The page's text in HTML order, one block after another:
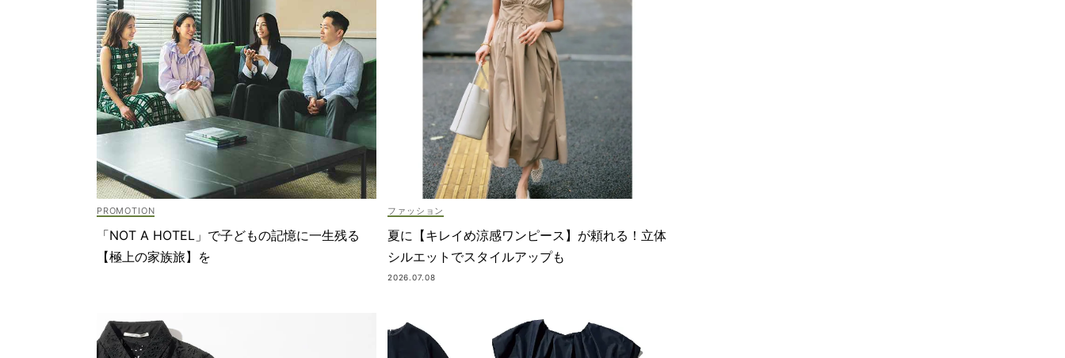
「NOT A HOTEL」で子どもの記憶に一生残る
【極上の家族旅】を
ファッション
夏に【キレイめ涼感ワンピース】が頼れる！立体
シルエットでスタイルアップも
2026.07.08